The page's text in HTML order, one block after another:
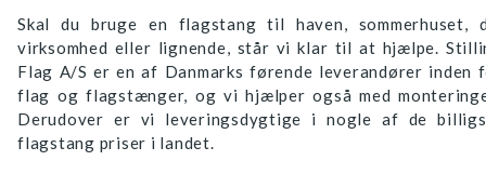
Skal du bruge en flagstang til haven, sommerhuset,
virksomhed eller lignende, står vi klar til at hjælpe.
Flag A/S er en af Danmarks førende leverandører inden
flag og flagstænger, og vi hjælper også med
Derudover er vi leveringsdygtige i nogle af de
flagstang priser i landet.